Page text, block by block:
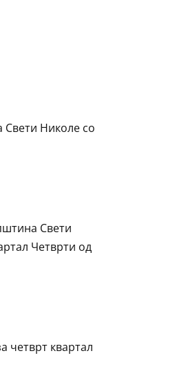
Николе со
Свети
Четврти од
четврт квартал